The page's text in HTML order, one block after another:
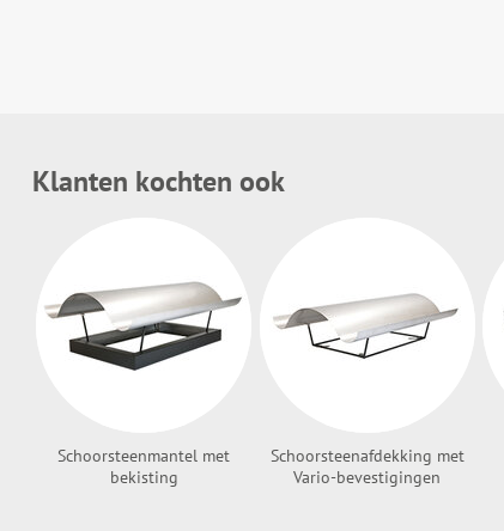
Klanten kochten ook
Schoorsteenmantel met
bekisting
Schoorsteenafdekking met
Vario-bevestigingen